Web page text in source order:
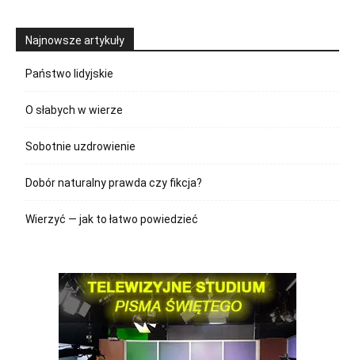
Najnowsze artykuły
Państwo lidyjskie
O słabych w wierze
Sobotnie uzdrowienie
Dobór naturalny prawda czy fikcja?
Wierzyć — jak to łatwo powiedzieć